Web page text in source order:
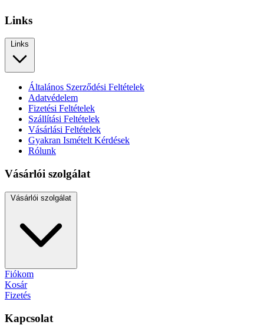
Links
Links
Általános Szerződési Feltételek
Adatvédelem
Fizetési Feltételek
Szállítási Feltételek
Vásárlási Feltételek
Gyakran Ismételt Kérdések
Rólunk
Vásárlói szolgálat
Vásárlói szolgálat
Fiókom
Kosár
Fizetés
Kapcsolat